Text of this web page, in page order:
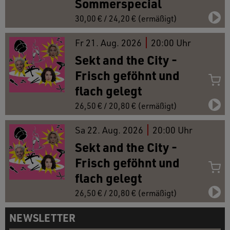
Sommerspecial
30,00 € / 24,20 € (ermäßigt)
Fr 21. Aug. 2026 20:00 Uhr
Sekt and the City -
Frisch geföhnt und
flach gelegt
26,50 € / 20,80 € (ermäßigt)
Sa 22. Aug. 2026 20:00 Uhr
Sekt and the City -
Frisch geföhnt und
flach gelegt
26,50 € / 20,80 € (ermäßigt)
NEWSLETTER